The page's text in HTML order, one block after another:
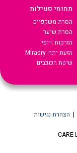
תחומי פעילות
הסרת משקפיים
הסרת שיער
הזרקות ויופי
הזעת יתר- Miradry
שיטת הכוכבים
| הצהרת נגישות